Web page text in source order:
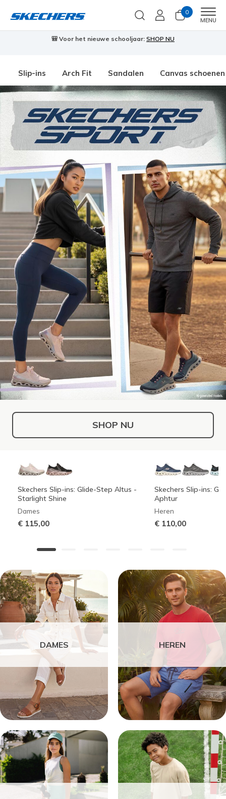
0
MENU
🎒 Voor het nieuwe schooljaar: SHOP NU
Slip-ins Arch Fit Sandalen Canvas schoenen
SHOP NU
Skechers Slip-ins: Glide-Step Altus -
Starlight Shine
Dames
€ 115,00
Skechers Slip-ins:
Aphtur
Heren
€ 110,00
DAMES HEREN